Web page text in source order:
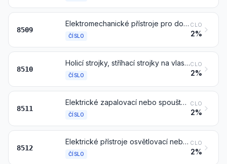
8509
Elektromechanické přístroje pro domácnost, s vestavěným elektrickým motorem, jiné než vysavače čísla 8508
ČÍSLO
CLO
2%
8510
Holicí strojky, stříhací strojky na vlasy a srst a depilační přístroje, s vestavěným elektrickým motorem
ČÍSLO
CLO
2%
8511
Elektrické zapalovací nebo spouštěcí přístroje a zařízení pro zážehové nebo vznětové spalovací motory s vnitřním spalováním (například magnetické zapalovače (magneta), dynama s magnetem (magdyna), zapalovací cívky, zapalovací svíčky a žhavicí svíčky, spouštěče); generátory (například dynama, alternátory) a regulační spínače používané ve spojení s těmito motory
ČÍSLO
CLO
2%
8512
Elektrické přístroje osvětlovací nebo signalizační (kromě výrobků čísla 8539), elektrické stěrače, rozmrazovače a odmlžovače pro jízdní kola nebo motorová vozidla
ČÍSLO
CLO
2%